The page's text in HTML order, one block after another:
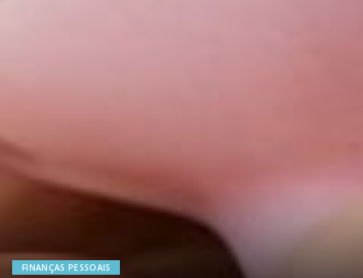
FINANÇAS PESSOAIS